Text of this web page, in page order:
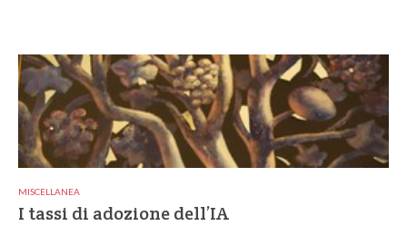
MISCELLANEA
I tassi di adozione dell’IA